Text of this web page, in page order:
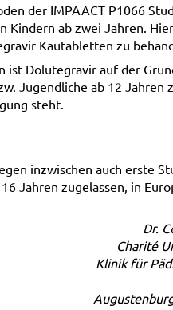
der IMPAACT P1066
Kindern ab zwei Jahren.
Kautabletten zu
ist Dolutegravir auf der
Jugendliche ab 12 Jahren
steht.
inzwischen auch erste
Jahren zugelassen, in
Dr.
Charité
Klinik für